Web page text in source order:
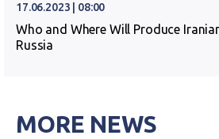
17.06.2023 | 08:00
Who and Where Will Produce
Russia
MORE NEWS